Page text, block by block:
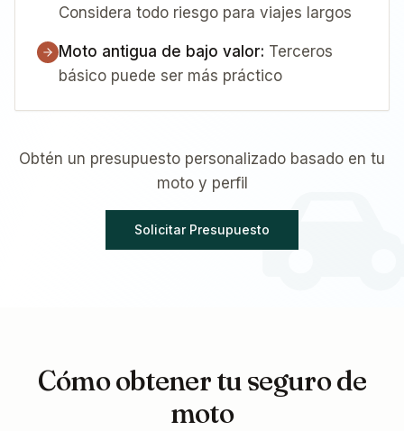
Considera todo riesgo para viajes largos
Moto antigua de bajo valor: Terceros
básico puede ser más práctico
Obtén un presupuesto personalizado basado en tu
moto y perfil
Solicitar Presupuesto
Cómo obtener tu seguro de
moto